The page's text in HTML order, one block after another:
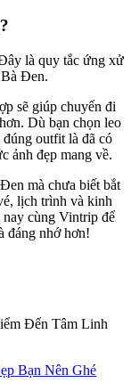
là quy tắc ứng xử
Đen.
sẽ giúp chuyến đi
Dù bạn chọn leo
outfit là đã có
ảnh đẹp mang về.
mà chưa biết bắt
lịch trình và kinh
cùng Vintrip để
đáng nhớ hơn!
Đến Tâm Linh
Bạn Nên Ghé